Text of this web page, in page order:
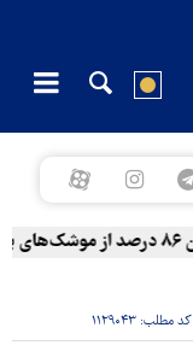
کد مطلب:۱۱۲۹۰۴۳